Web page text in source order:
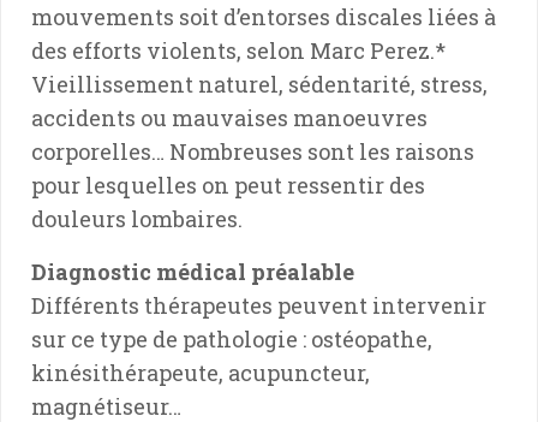
mouvements soit d’entorses discales liées à
des efforts violents, selon Marc Perez.*
Vieillissement naturel, sédentarité, stress,
accidents ou mauvaises manoeuvres
corporelles… Nombreuses sont les raisons
pour lesquelles on peut ressentir des
douleurs lombaires.
Diagnostic médical préalable
Différents thérapeutes peuvent intervenir
sur ce type de pathologie : ostéopathe,
kinésithérapeute, acupuncteur,
magnétiseur…